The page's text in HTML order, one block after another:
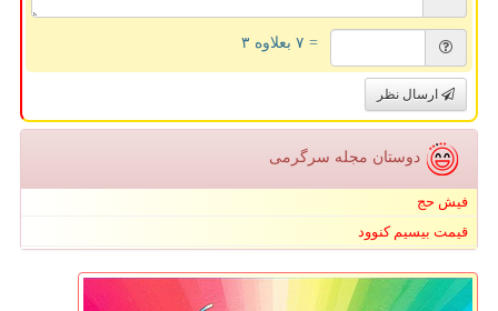
= ۷ بعلاوه ۳
ارسال نظر
دوستان مجله سرگرمی
فیش حج
قیمت بیسیم کنوود